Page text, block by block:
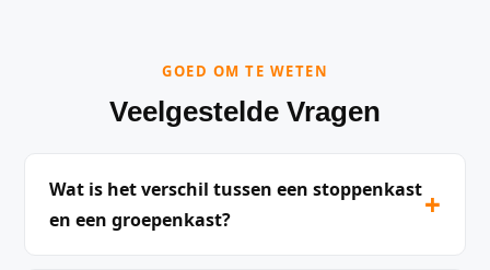
GOED OM TE WETEN
Veelgestelde Vragen
Wat is het verschil tussen een stoppenkast
en een groepenkast?
+